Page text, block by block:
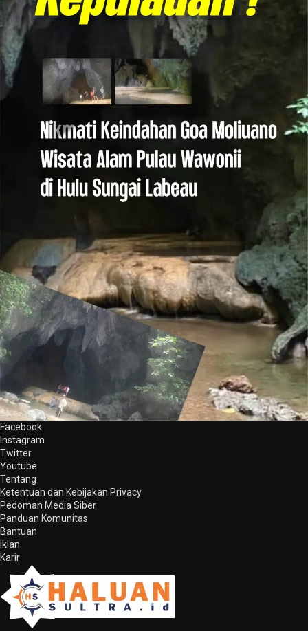
Facebook
Instagram
Twitter
Youtube
Tentang
Ketentuan dan Kebijakan Privacy
Pedoman Media Siber
Panduan Komunitas
Bantuan
Iklan
Karir